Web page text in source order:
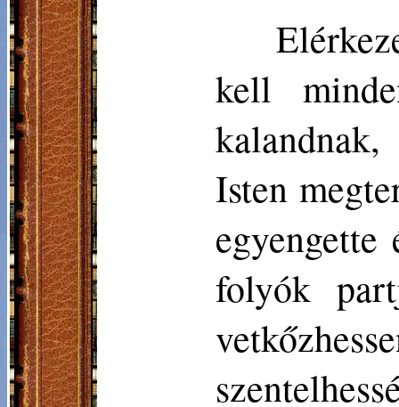
kell
Isten
folyók